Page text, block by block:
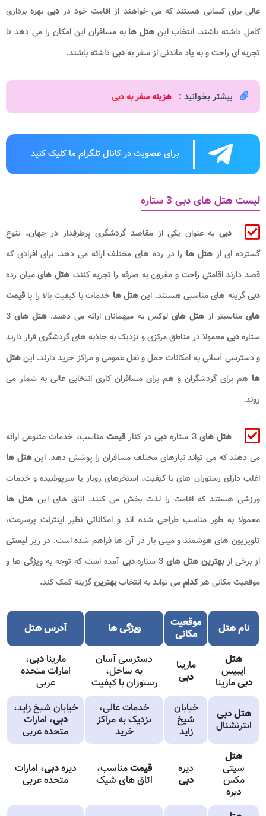
عالی برای کسانی هستند که می خواهند از اقامت خود در دبی بهره برداری
کامل داشته باشند. انتخاب این هتل هابه مسافران این امکان را می دهد تا
تجربه ای راحت و به یاد ماندنی از سفر بهدبیداشته باشند.
بیشتر بخوانید : هزینه سفر به دبی
برای عضویت در کانال تلگرام ما کلیک کنید
لیست هتل های دبی 3 ستاره
دبی به عنوان یکی از مقاصد گردشگری پرطرفدار در جهان، تنوع
گسترده ای ازهتل ها را در رده های مختلف ارائه می دهد. برای افرادی که
قصد دارند اقامتی راحت و مقرون به صرفه را تجربه کنند، هتل هایمیان رده
دبیگزینه های مناسبی هستند. اینهتل ها خدمات با کیفیت بالا را باقیمت
هایمناسبتر ازهتل هایلوکس به میهمانان ارائه می دهند. هتل های 3
ستارهدبیمعمولا در مناطق مرکزی و نزدیک به جاذبه های گردشگری قرار دارند
و دسترسی آسانی به امکانات حمل و نقل عمومی و مراکز خرید دارند. اینهتل
ها هم برای گردشگران و هم برای مسافران کاری انتخابی عالی به شمار می
روند.
هتل های 3 ستاره دبی در کنارقیمتمناسب، خدمات متنوعی ارائه
می دهند که می تواند نیازهای مختلف مسافران را پوشش دهد. اینهتل ها
اغلب دارای رستوران های با کیفیت، استخرهای روباز یا سرپوشیده و خدمات
ورزشی هستند که اقامت را لذت بخش می کنند. اتاق های این هتل ها
معمولا به طور مناسب طراحی شده اند و امکاناتی نظیر اینترنت پرسرعت،
تلویزیون های هوشمند و مینی بار در آن ها فراهم شده است. در زیر لیستی
از برخی ازبهترین هتل های3 ستاره دبی آمده است که توجه به ویژگی ها و
موقعیت مکانی هرکداممی تواند به انتخاببهترینگزینه کمک کند.
نامهتل
موقعیت
مکانی
ویژگی ها آدرسهتل
هتل
ایبیس
دبیمارینا
مارینا
دبی
دسترسی آسان
به ساحل،
رستوران با کیفیت
مارینادبی،
امارات متحده
عربی
هتل دبی
انترنشنال
خیابان
شیخ
زاید
خدمات عالی،
نزدیک به مراکز
خرید
خیابان شیخ زاید،
دبی، امارات
متحده عربی
هتل
سیتی
مکس
دیره
دیره
دبی
قیمتمناسب،
اتاق های شیک
دیرهدبی، امارات
متحده عربی